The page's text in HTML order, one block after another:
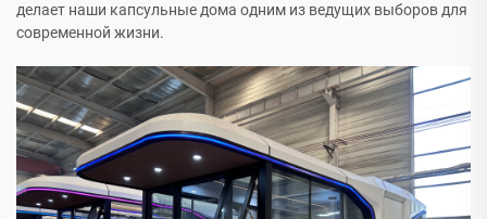
делает наши капсульные дома одним из ведущих выборов для
современной жизни.